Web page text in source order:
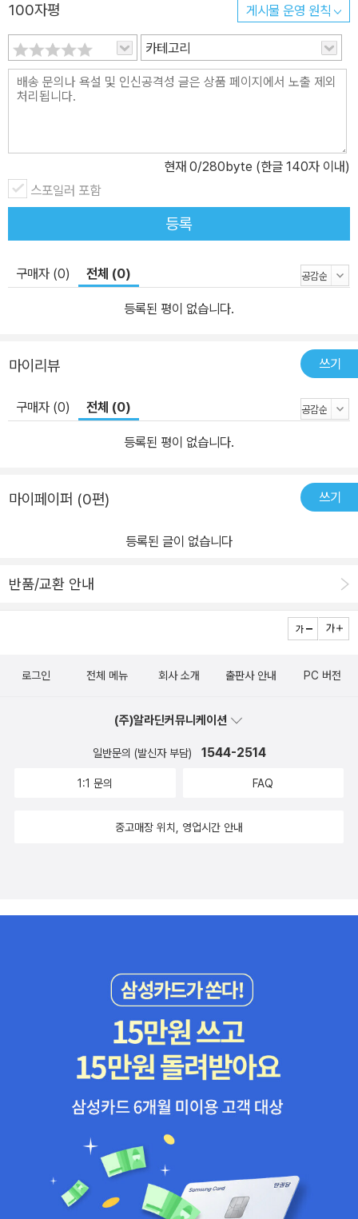
100자평 게시물 운영 원칙
카테고리
현재 0/280byte (한글 140자 이내)
스포일러 포함
등록
구매자 (0) 전체 (0)
등록된 평이 없습니다.
마이리뷰 쓰기
구매자 (0) 전체 (0)
등록된 평이 없습니다.
마이페이퍼 (0편) 쓰기
등록된 글이 없습니다
반품/교환 안내
로그인 전체 메뉴 회사 소개 출판사 안내 PC 버전
(주)알라딘커뮤니케이션
일반문의 (발신자 부담) 1544-2514
1:1 문의 FAQ
중고매장 위치, 영업시간 안내